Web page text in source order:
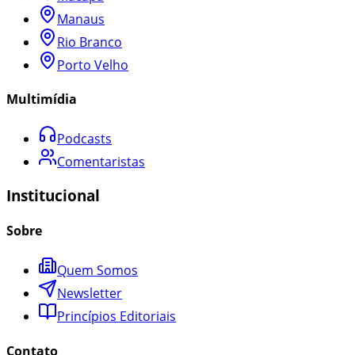
Manaus
Rio Branco
Porto Velho
Multimídia
Podcasts
Comentaristas
Institucional
Sobre
Quem Somos
Newsletter
Princípios Editoriais
Contato